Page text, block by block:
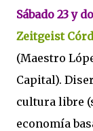
Sábado 23 y
Zeitgeist
(Maestro
Capital).
cultura libre
economía